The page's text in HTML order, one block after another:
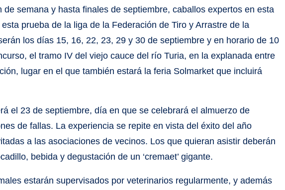
semana y hasta finales de septiembre, caballos expertos en esta
prueba de la liga de la Federación de Tiro y Arrastre de la
los días 15, 16, 22, 23, 29 y 30 de septiembre y en horario de 10
el tramo IV del viejo cauce del río Turia, en la explanada entre
lugar en el que también estará la feria Solmarket que incluirá
el 23 de septiembre, día en que se celebrará el almuerzo de
de fallas. La experiencia se repite en vista del éxito del año
a las asociaciones de vecinos. Los que quieran asistir deberán
bebida y degustación de un ‘cremaet’ gigante.
estarán supervisados por veterinarios regularmente, y además